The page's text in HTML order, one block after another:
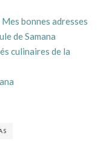
bonnes adresses
de Samana
culinaires de la